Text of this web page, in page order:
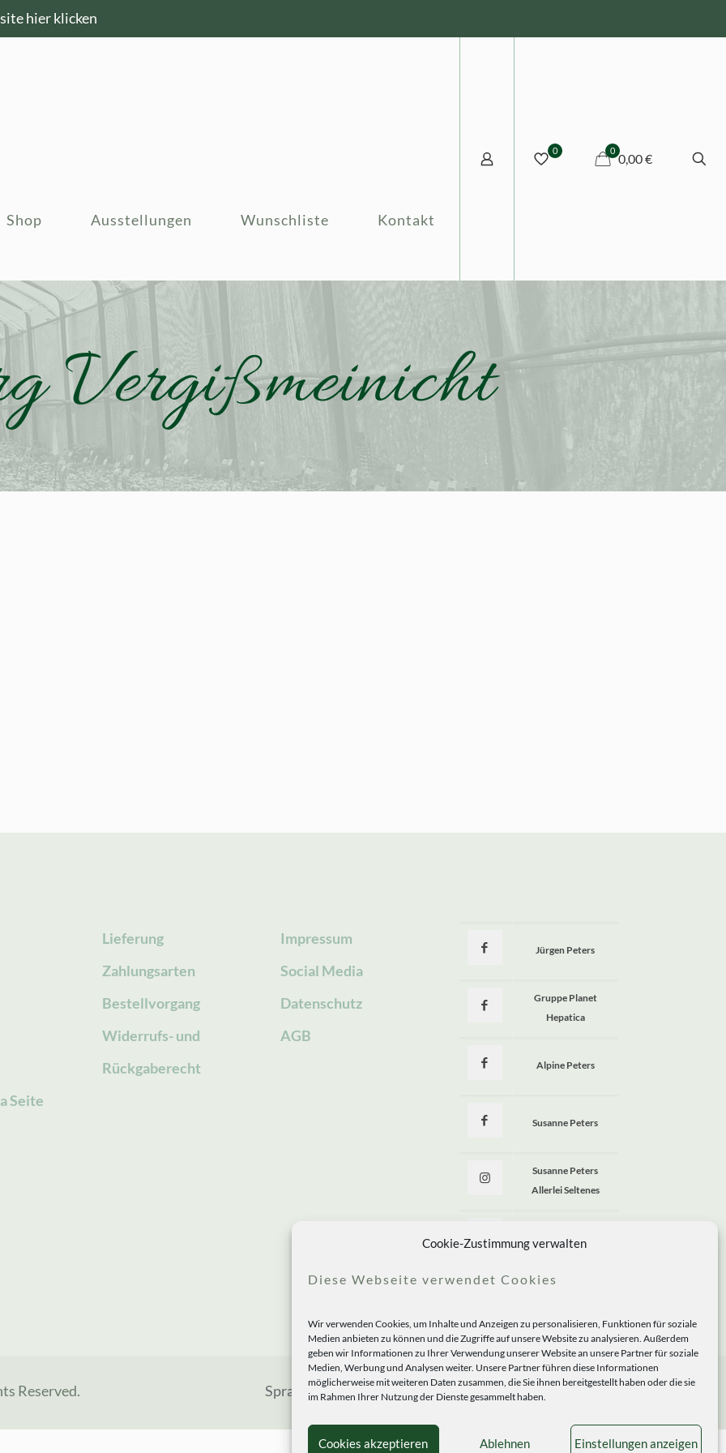
Cookie-Zustimmung verwalten
Diese Webseite verwendet Cookies
Wir verwenden Cookies, um Inhalte und Anzeigen zu personalisieren, Funktionen für soziale
Medien anbieten zu können und die Zugriffe auf unsere Website zu analysieren. Außerdem
geben wir Informationen zu Ihrer Verwendung unserer Website an unsere Partner für soziale
Medien, Werbung und Analysen weiter. Unsere Partner führen diese Informationen
möglicherweise mit weiteren Daten zusammen, die Sie ihnen bereitgestellt haben oder die sie
im Rahmen Ihrer Nutzung der Dienste gesammelt haben.
Cookies akzeptieren Ablehnen Einstellungen anzeigen
hier klicken
Shop Ausstellungen Wunschliste Kontakt
0 0
0,00 €
Vergißmeinicht
Seite
Lieferung
Zahlungsarten
Bestellvorgang
Widerrufs- und
Rückgaberecht
Impressum
Social Media
Datenschutz
AGB
Jürgen Peters
Gruppe Planet
Hepatica
Alpine Peters
Susanne Peters
Susanne Peters
Allerlei Seltenes
Allerlei Seltenes
Reserved. Sprachen